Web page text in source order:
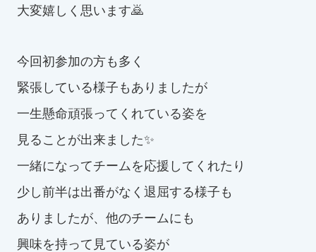
大変嬉しく思います🙇
今回初参加の方も多く
緊張している様子もありましたが
一生懸命頑張ってくれている姿を
見ることが出来ました✨
一緒になってチームを応援してくれたり
少し前半は出番がなく退屈する様子も
ありましたが、他のチームにも
興味を持って見ている姿が